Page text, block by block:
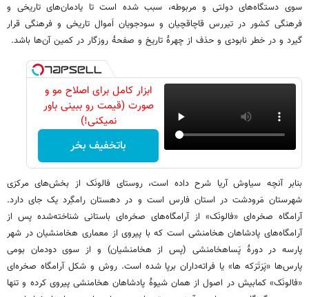
سوی دستگاه‌های دولتی و مربوطه، سبب شده است تا یادمان‌های تاریخی و
فرهنگی کشور در تیررس قاچاقچیان و سودجویان اَموال تاریخی و فرهنگی قرار
گیرد و در خطر نابودی و حذف از چهرۀ تاریخ و صفحۀ روزگار در کمین آن‌ها باشد.
ابزار کامل برای اصلاح مو و
صورت (قیمت رو ببینی باور
نمیکنی!)
باتخفیف بخر
بنابر آنچه سیاوش آریا شرح داده است، روستای فالونَک از بخش‌های مرکزی
شهرستان مَرودشت در استان فارس است و در دهستان رامگِرد یک جای دارد.
آرامگاه صخره‌ای «فالونَک» از آرامگاه‌های صخره‌ای باستانی شناخته‌شده پس از
آرامگاه‌های پادشاهان هخامنشی است که با پیروی از معماری هخامنشیان در شهر
پارسه در دورۀ پَساهخامنشی (پس از هخامنشیان) و از سوی دودمان بومی
پارس‌ها «پَرَتَرَکه ها» یا فراته‌داران برپا شده است. روش و شکل آرامگاه صخره‌ای
«فالونَک» کمابیش در اصول از همان شیوۀ پادشاهان هخامنشی پیروی کرده و تنها